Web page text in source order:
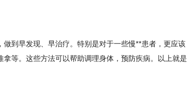
到早发现、早治疗。特别是对于一些慢**患者，更应该
拿等。这些方法可以帮助调理身体，预防疾病。以上就是